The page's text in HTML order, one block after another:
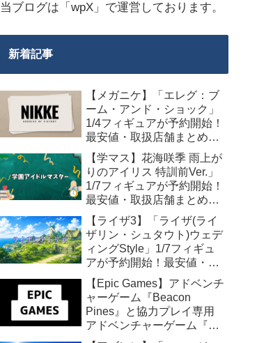
当ブログは「wpX」で運営しております。
新着記事
【メガニケ】「エレグ：ブ
ーム・アンド・ショック」
1/4フィギュアが予約開始！
最安値・取扱店舗まとめ
【2027年10月発売】
【学マス】花海咲季 雨上が
りのアイリス 特訓前Ver.」
1/7フィギュアが予約開始！
最安値・取扱店舗まとめ
【2027年4月発売】
【ライザ3】「ライザ(ライ
ザリン・シュタウト)ウェデ
ィングStyle」1/7フィギュ
アが予約開始！最安値・取
扱店舗まとめ【2027年4月
発売】
【Epic Games】アドベンチ
ャーゲーム『Beacon
Pines』と協力プレイ専用
アドベンチャーゲーム『We
Were Here Together』の無